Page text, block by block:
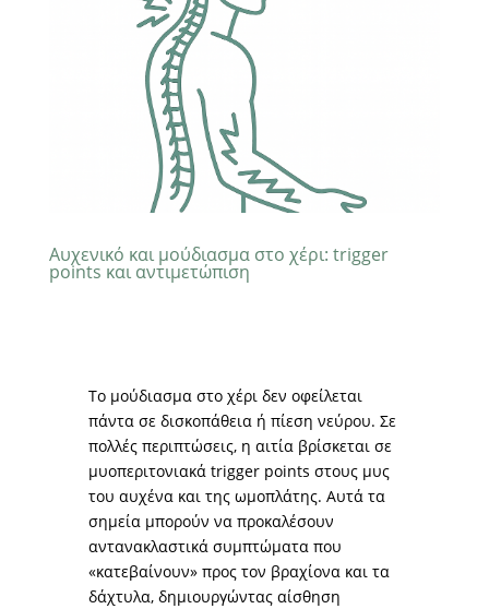
Αυχενικό και μούδιασμα στο χέρι: trigger
points και αντιμετώπιση
Το μούδιασμα στο χέρι δεν οφείλεται
πάντα σε δισκοπάθεια ή πίεση νεύρου. Σε
πολλές περιπτώσεις, η αιτία βρίσκεται σε
μυοπεριτονιακά trigger points στους μυς
του αυχένα και της ωμοπλάτης. Αυτά τα
σημεία μπορούν να προκαλέσουν
αντανακλαστικά συμπτώματα που
«κατεβαίνουν» προς τον βραχίονα και τα
δάχτυλα, δημιουργώντας αίσθηση